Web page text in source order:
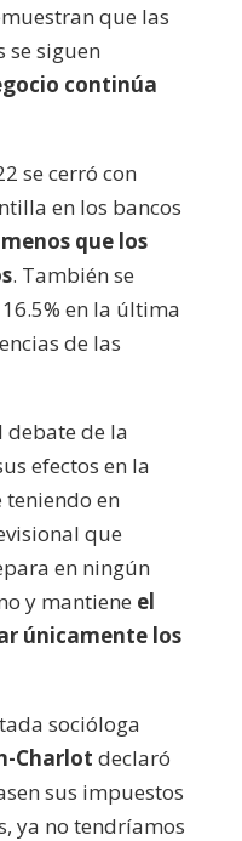
que las
se siguen
continúa
se cerró con
en los bancos
que los
. También se
en la última
de las
debate de la
efectos en la
en
que
en ningún
y mantiene el
únicamente los
socióloga
Charlot declaró
sus impuestos
ya no tendríamos